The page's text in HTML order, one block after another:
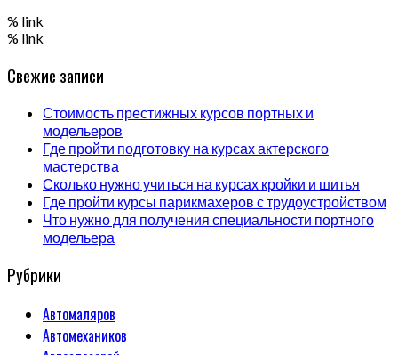
% link
% link
Свежие записи
Стоимость престижных курсов портных и
модельеров
Где пройти подготовку на курсах актерского
мастерства
Сколько нужно учиться на курсах кройки и шитья
Где пройти курсы парикмахеров с трудоустройством
Что нужно для получения специальности портного
модельера
Рубрики
Автомаляров
Автомехаников